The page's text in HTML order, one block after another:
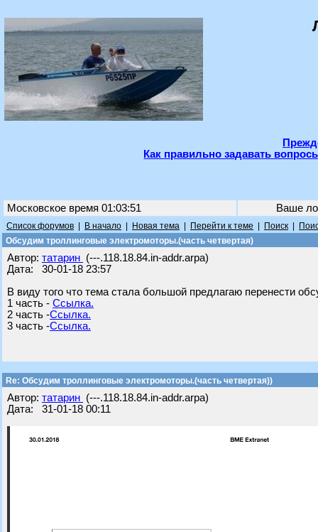
Как правильно задавать
Московское время 01:03:51 Ваше
Список форумов В начало Новая тема Перейти к теме Поиск
Обсудим троллинговые электромоторы.(часть четвертая)
Автор: татарин (---.118.18.84.in-addr.arpa)
Дата: 30-01-18 23:57
В виду того что тема стала большой предлагаю перенести
1 часть - Ссылка.
2 часть -Ссылка.
3 часть -Ссылка.
Re: Обсудим троллинговые электромоторы.(часть четвертая))
Автор: татарин (---.118.18.84.in-addr.arpa)
Дата: 31-01-18 00:11